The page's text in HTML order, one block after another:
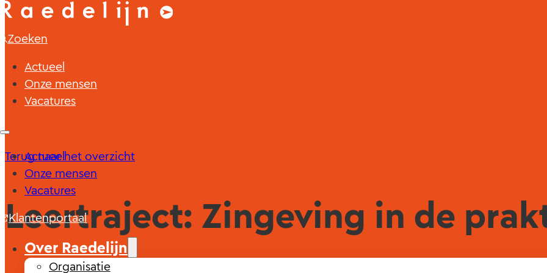
Zoeken
Actueel
Onze mensen
Vacatures
Actueel
Onze mensen
Vacatures
Klantenportaal
Over Raedelijn
Organisatie
Terug naar het overzicht
Leertraject: Zingeving in de